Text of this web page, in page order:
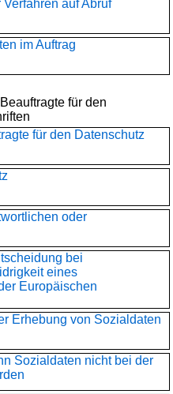
auf Abruf
im Auftrag
für den
für den Datenschutz
oder
bei
eines
Europäischen
Erhebung von Sozialdaten
Sozialdaten nicht bei der